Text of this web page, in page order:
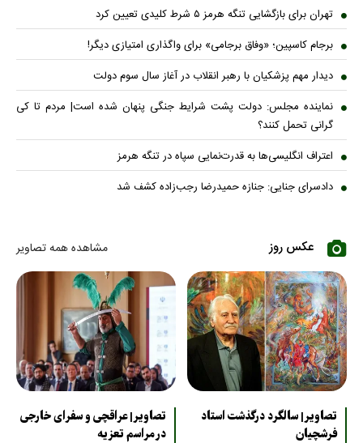
تهران برای بازگشایی تنگه هرمز ۵ شرط کلیدی تعیین کرد
برجام کاسپین؛ «وفاق برجامی» برای واگذاری امتیازی دیگر!
دیدار مهم پزشکیان با رهبر انقلاب در آغاز سال سوم دولت
نماینده مجلس: دولت پشت شرایط جنگی پنهان شده است| مردم تا کی
گرانی تحمل کنند؟
اعتراف انگلیسی‌ها به قدرت‌نمایی سپاه در تنگه هرمز
دادسرای جنایی: جنازه حمیدرضا رجب‌زاده کشف شد
عکس روز مشاهده همه تصاویر
تصاویر| سالگرد درگذشت استاد
فرشچیان
تصاویر| عراقچی و سفرای خارجی
در مراسم تعزیه